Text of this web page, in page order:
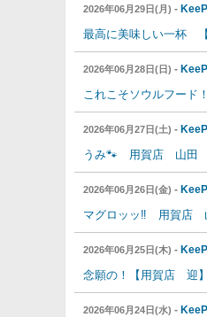
2026年06月29日(月) -
最高に美味しい一杯
2026年06月28日(日) -
これこそソウルフー
2026年06月27日(土) -
うみ🐾 用賀店 山田
2026年06月26日(金) -
マグロッッ‼ 用賀店
2026年06月25日(木) -
念願の！【用賀店 迎】
2026年06月24日(水) -